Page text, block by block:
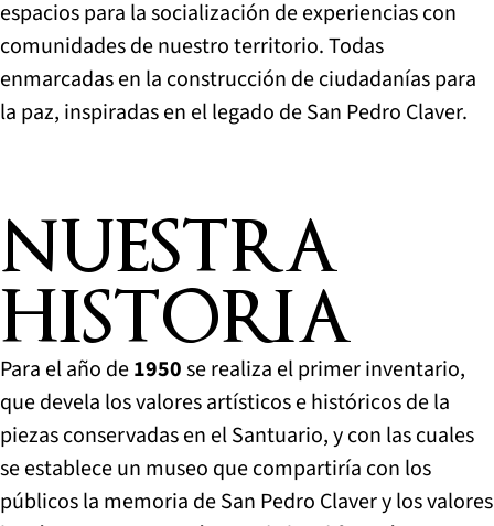
espacios para la socialización de experiencias con
comunidades de nuestro territorio. Todas
enmarcadas en la construcción de ciudadanías para
la paz, inspiradas en el legado de San Pedro Claver.
NUESTRA
HISTORIA
Para el año de1950se realiza el primer inventario,
que devela los valores artísticos e históricos de la
piezas conservadas en el Santuario, y con las cuales
se establece un museo que compartiría con los
públicos la memoria de San Pedro Claver y los valores